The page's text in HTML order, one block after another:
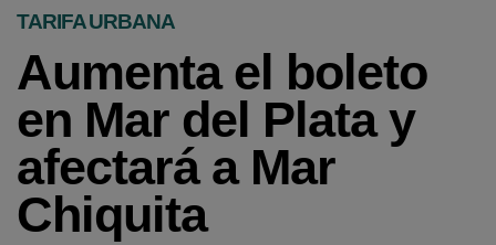
TARIFA URBANA
Aumenta el boleto
en Mar del Plata y
afectará a Mar
Chiquita